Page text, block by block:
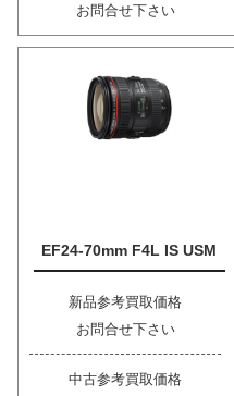
お問合せ下さい
EF24-70mm F4L IS USM
新品参考買取価格
お問合せ下さい
中古参考買取価格